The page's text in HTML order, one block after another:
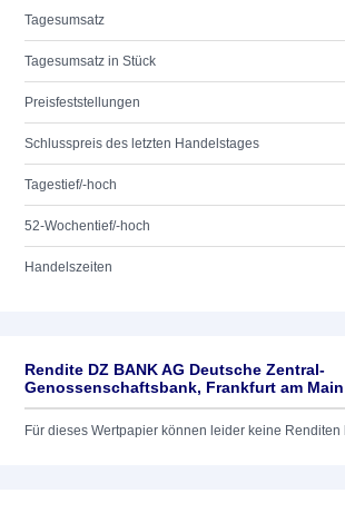
Tagesumsatz
Tagesumsatz in Stück
Preisfeststellungen
Schlusspreis des letzten Handelstages
Tagestief/-hoch
52-Wochentief/-hoch
Handelszeiten
Rendite DZ BANK AG Deutsche Zentral-
Genossenschaftsbank, Frankfurt am Main
Für dieses Wertpapier können leider keine